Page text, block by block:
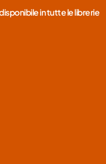
in tutte le librerie